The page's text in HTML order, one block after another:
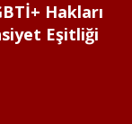
Hakları
Eşitliği